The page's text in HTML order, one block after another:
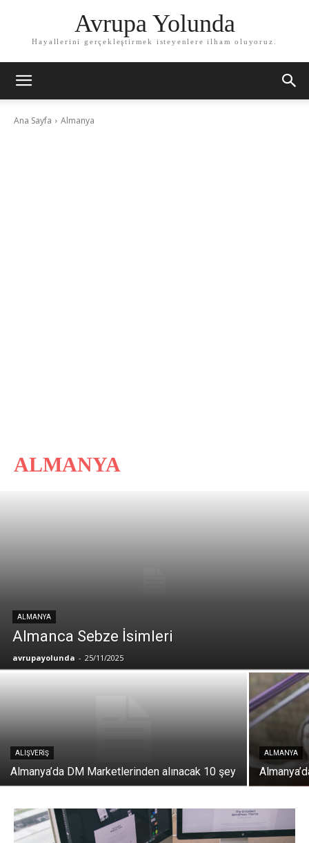
Avrupa Yolunda
Hayallerini gerçekleştirmek isteyenlere ilham oluyoruz.
Ana Sayfa Almanya
ALMANYA
ALMANYA
Almanca Sebze İsimleri
avrupayolunda - 25/11/2025
ALIŞVERIŞ
Almanya’da DM Marketlerinden alınacak 10 şey
ALMANYA